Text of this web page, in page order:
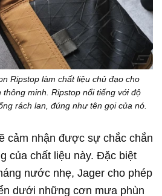
Ripstop làm chất liệu chủ đạo cho
minh. Ripstop nổi tiếng với độ
rách lan, đúng như tên gọi của nó.
cảm nhận được sự chắc chắn
của chất liệu này. Đặc biệt
nước nhẹ, Jager cho phép
dưới những cơn mưa phùn